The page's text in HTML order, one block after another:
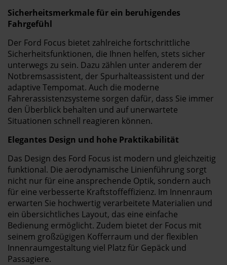
Sicherheitsmerkmale für ein beruhigendes
Fahrgefühl
Der Ford Focus bietet zahlreiche fortschrittliche
Sicherheitsfunktionen, die Ihnen helfen, stets sicher
unterwegs zu sein. Dazu zählen unter anderem der
Notbremsassistent, der Spurhalteassistent und der
adaptive Tempomat. Auch die moderne
Fahrerassistenzsysteme sorgen dafür, dass Sie immer
den Überblick behalten und auf unerwartete
Situationen schnell reagieren können.
Elegantes Design und hohe Praktikabilität
Das Design des Ford Focus ist modern und gleichzeitig
funktional. Die aerodynamische Linienführung sorgt
nicht nur für eine ansprechende Optik, sondern auch
für eine verbesserte Kraftstoffeffizienz. Im Innenraum
erwarten Sie hochwertig verarbeitete Materialien und
ein übersichtliches Layout, das eine einfache
Bedienung ermöglicht. Zudem bietet der Focus mit
seinem großzügigen Kofferraum und der flexiblen
Innenraumgestaltung viel Platz für Gepäck und
Passagiere.